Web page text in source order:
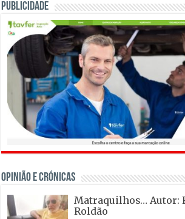
Publicidade
OPINIÃO E CRÓNICAS
Matraquilhos… Autor:
Roldão